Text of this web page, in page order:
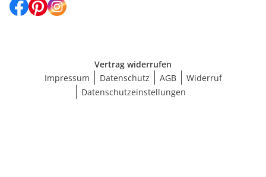
Vertrag widerrufen
Impressum
Datenschutz AGB
Widerruf
Datenschutzeinstellungen